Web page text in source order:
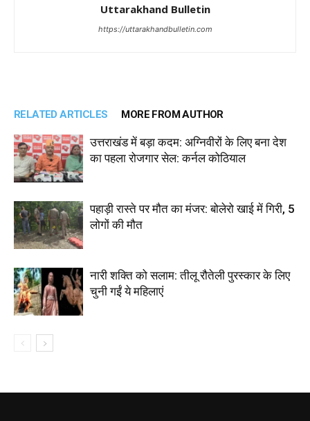
Uttarakhand Bulletin
https://uttarakhandbulletin.com
RELATED ARTICLES MORE FROM AUTHOR
उत्तराखंड में बड़ा कदम: अग्निवीरों के लिए बना देश
का पहला रोजगार सेल: कर्नल कोठियाल
पहाड़ी रास्ते पर मौत का मंजर: बोलेरो खाई में गिरी, 5
लोगों की मौत
नारी शक्ति को सलाम: तीलू रौतेली पुरस्कार के लिए
चुनी गईं ये महिलाएं